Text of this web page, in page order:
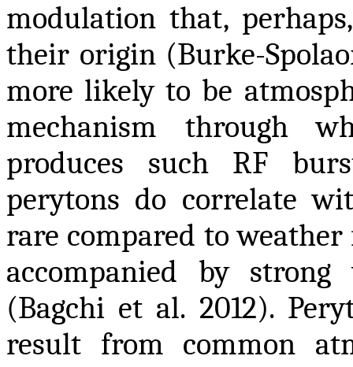
modulation that,
their origin (Burke-
more likely to be
mechanism through
produces such RF
perytons do correlate
rare compared to
accompanied by
(Bagchi et al. 2012).
result from common